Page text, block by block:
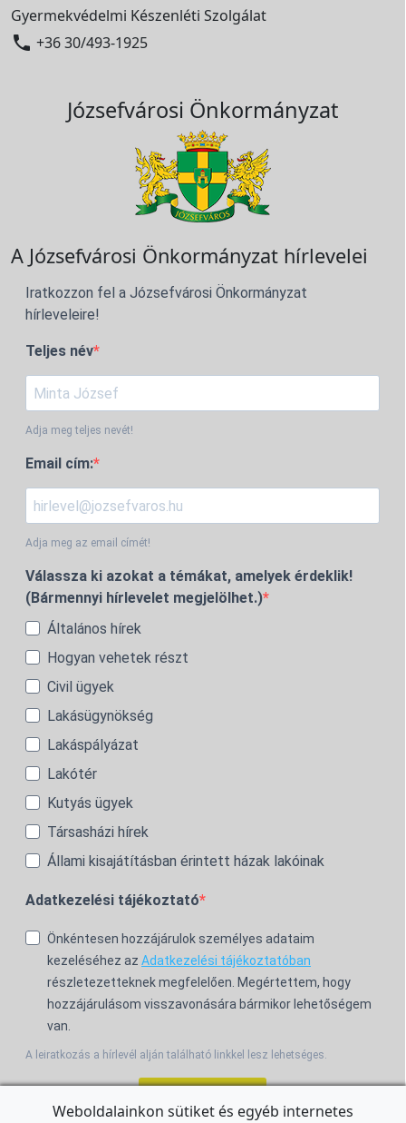
Gyermekvédelmi Készenléti Szolgálat
 +36 30/493-1925
Józsefvárosi Önkormányzat
A Józsefvárosi Önkormányzat hírlevelei
Iratkozzon fel a Józsefvárosi Önkormányzat
hírleveleire!
Teljes név
Adja meg teljes nevét!
Email cím:
Adja meg az email címét!
Válassza ki azokat a témákat, amelyek érdeklik!
(Bármennyi hírlevelet megjelölhet.)
Általános hírek
Hogyan vehetek részt
Civil ügyek
Lakásügynökség
Lakáspályázat
Lakótér
Kutyás ügyek
Társasházi hírek
Állami kisajátításban érintett házak lakóinak
Adatkezelési tájékoztató
Önkéntesen hozzájárulok személyes adataim
kezeléséhez az Adatkezelési tájékoztatóban
részletezetteknek megfelelően. Megértettem, hogy
hozzájárulásom visszavonására bármikor lehetőségem
van.
A leiratkozás a hírlevél alján található linkkel lesz lehetséges.
Weboldalainkon sütiket és egyéb internetes